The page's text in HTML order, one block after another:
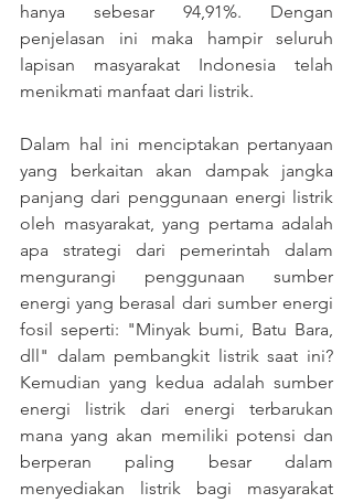
hanya sebesar 94,91%. Dengan
penjelasan ini maka hampir seluruh
lapisan masyarakat Indonesia telah
menikmati manfaat dari listrik.
Dalam hal ini menciptakan pertanyaan
yang berkaitan akan dampak jangka
panjang dari penggunaan energi listrik
oleh masyarakat, yang pertama adalah
apa strategi dari pemerintah dalam
mengurangi penggunaan sumber
energi yang berasal dari sumber energi
fosil seperti: "Minyak bumi, Batu Bara,
dll" dalam pembangkit listrik saat ini?
Kemudian yang kedua adalah sumber
energi listrik dari energi terbarukan
mana yang akan memiliki potensi dan
berperan paling besar dalam
menyediakan listrik bagi masyarakat